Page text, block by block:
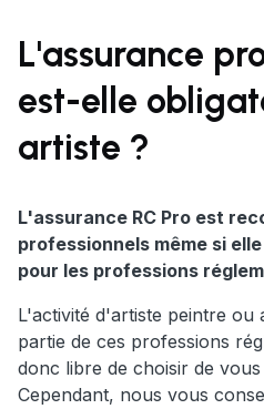
L'assurance
est-elle
artiste ?
L'assurance RC Pro est
professionnels même si
pour les professions
L'activité d'artiste peintre ou
partie de ces professions
donc libre de choisir de
Cependant, nous vous